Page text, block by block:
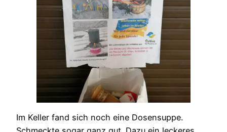
Im Keller fand sich noch eine Dosensuppe.